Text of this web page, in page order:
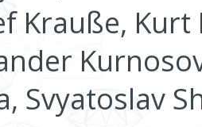
Krauße, Kurt
Svyatoslav